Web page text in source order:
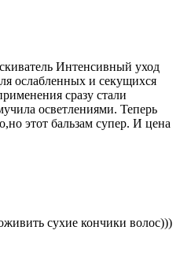
Интенсивный уход
ослабленных и секущихся
сразу стали
осветлениями. Теперь
этот бальзам супер. И цена
сухие кончики волос)))